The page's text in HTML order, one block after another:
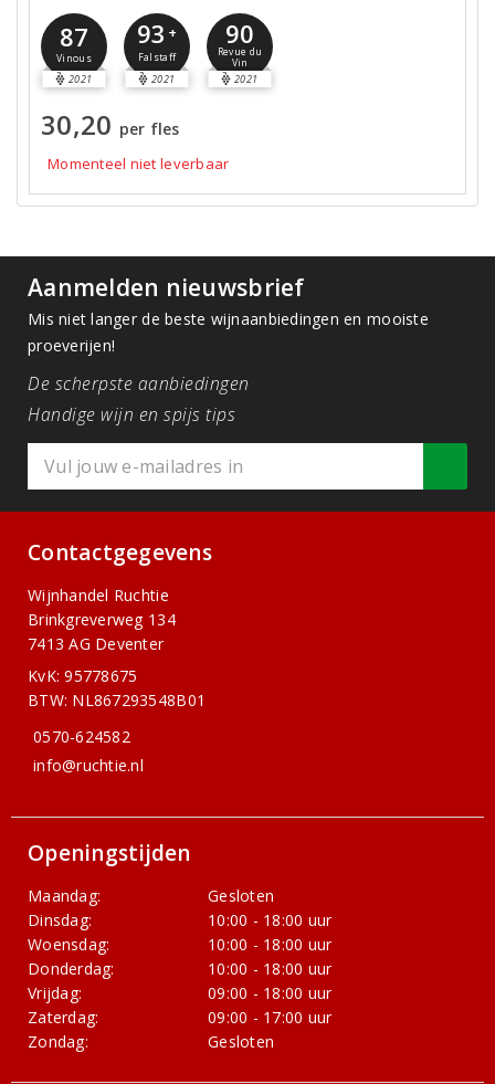
87
Vinous
2021
93 +
Falstaff
2021
90
Revue du
Vin
2021
30,20 per fles
Momenteel niet leverbaar
Aanmelden nieuwsbrief
Mis niet langer de beste wijnaanbiedingen en mooiste
proeverijen!
De scherpste aanbiedingen
Handige wijn en spijs tips
Contactgegevens
Wijnhandel Ruchtie
Brinkgreverweg 134
7413 AG Deventer
KvK: 95778675
BTW: NL867293548B01
0570-624582
info@ruchtie.nl
Openingstijden
Maandag:
Gesloten
Dinsdag:
10:00 - 18:00 uur
Woensdag:
10:00 - 18:00 uur
Donderdag:
10:00 - 18:00 uur
Vrijdag:
09:00 - 18:00 uur
Zaterdag:
09:00 - 17:00 uur
Zondag:
Gesloten